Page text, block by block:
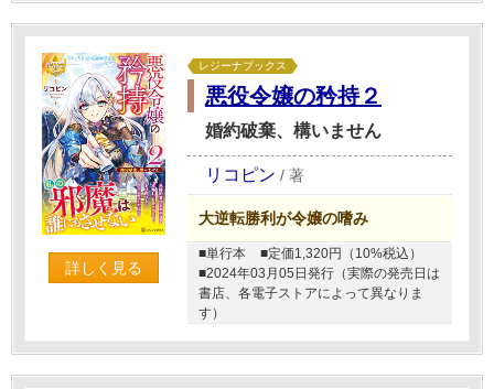
詳しく見る
レジーナブックス
悪役令嬢の矜持２
婚約破棄、構いません
リコピン / 著
大逆転勝利が令嬢の嗜み
■単行本
■定価1,320円（10%税込）
■2024年03月05日発行（実際の発売日は
書店、各電子ストアによって異なりま
す）